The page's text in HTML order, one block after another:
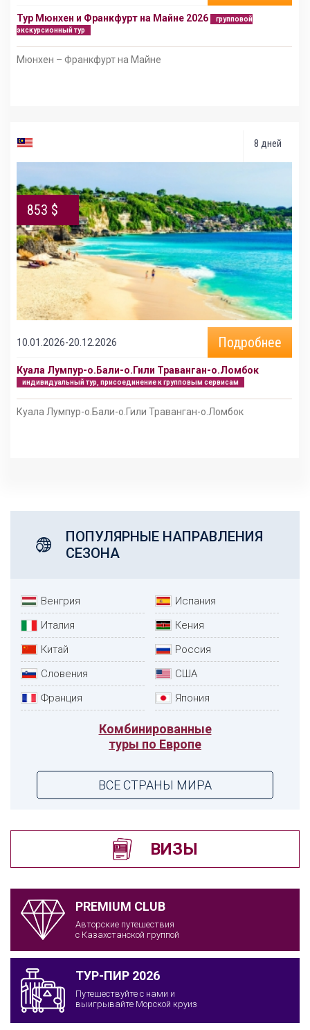
ПОПУЛЯРНЫЕ НАПРАВЛЕНИЯ
СЕЗОНА
Венгрия
Испания
Италия
Кения
Китай
Россия
Словения
США
Франция
Япония
Комбинированные
туры по Европе
ВСЕ СТРАНЫ МИРА
ВИЗЫ
PREMIUM CLUB
Авторские путешествия
с Казахстанской группой
ТУР-ПИР 2026
Путешествуйте с нами и
выигрывайте Морской круиз
Тур Мюнхен и Франкфурт на Майне 2026
групповой
экскурсионный тур
Мюнхен – Франкфурт на Майне
8 дней
853 $
10.01.2026-20.12.2026 Подробнее
Куала Лумпур-о.Бали-о.Гили Траванган-о.Ломбок
индивидуальный тур, присоединение к групповым сервисам
Куала Лумпур-о.Бали-о.Гили Траванган-о.Ломбок